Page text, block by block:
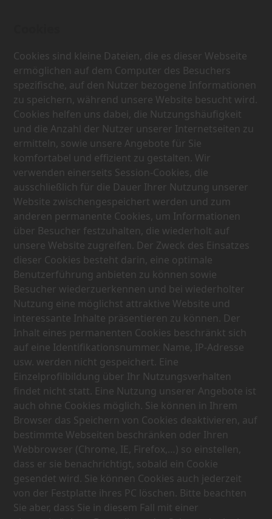
Cookies sind kleine Dateien, die es dieser Webseite
ermöglichen auf dem Computer des Besuchers
spezifische, auf den Nutzer bezogene Informationen
zu speichern, während unsere Website besucht wird.
Cookies helfen uns dabei, die Nutzungshäufigkeit
und die Anzahl der Nutzer unserer Internetseiten zu
ermitteln, sowie unsere Angebote für Sie
komfortabel und effizient zu gestalten. Wir
verwenden einerseits Session-Cookies, die
ausschließlich für die Dauer Ihrer Nutzung unserer
Website zwischengespeichert werden und zum
anderen permanente Cookies, um Informationen
über Besucher festzuhalten, die wiederholt auf
unsere Website zugreifen. Der Zweck des Einsatzes
dieser Cookies besteht darin, eine optimale
Benutzerführung anbieten zu können sowie
Besucher wiederzuerkennen und bei wiederholter
Nutzung eine möglichst attraktive Website und
interessante Inhalte präsentieren zu können. Der
Inhalt eines permanenten Cookies beschränkt sich
auf eine Identifikationsnummer. Name, IP-Adresse
usw. werden nicht gespeichert. Eine
Einzelprofilbildung über Ihr Nutzungsverhalten
findet nicht statt. Eine Nutzung unserer Angebote ist
auch ohne Cookies möglich. Sie können in Ihrem
Browser das Speichern von Cookies deaktivieren, auf
bestimmte Webseiten beschränken oder Ihren
Webbrowser (Chrome, IE, Firefox,…) so einstellen,
dass er sie benachrichtigt, sobald ein Cookie
gesendet wird. Sie können Cookies auch jederzeit
von der Festplatte ihres PC löschen. Bitte beachten
Sie aber, dass Sie in diesem Fall mit einer